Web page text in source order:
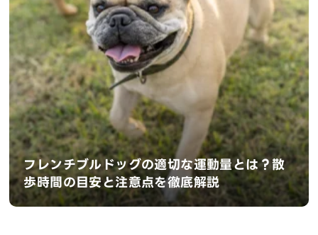
フレンチブルドッグの適切な運動量とは？散
歩時間の目安と注意点を徹底解説